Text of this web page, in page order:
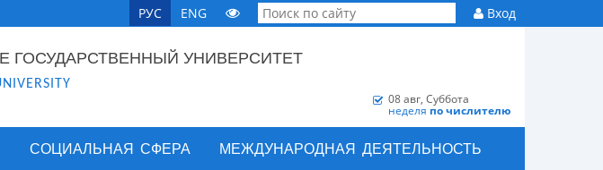
РУС ENG Вход
ГОСУДАРСТВЕННЫЙ УНИВЕРСИТЕТ
08 авг, Суббота
неделя по числителю
СОЦИАЛЬНАЯ СФЕРА МЕЖДУНАРОДНАЯ ДЕЯТЕЛЬНОСТЬ